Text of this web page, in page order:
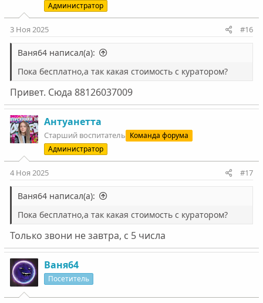
Администратор
3 Ноя 2025 #16
Ваня64 написал(а):
Пока бесплатно,а так какая стоимость с куратором?
Привет. Сюда 88126037009
Антуанетта
Старший воспитатель Команда форума
Администратор
4 Ноя 2025 #17
Ваня64 написал(а):
Пока бесплатно,а так какая стоимость с куратором?
Только звони не завтра, с 5 числа
Ваня64
Посетитель